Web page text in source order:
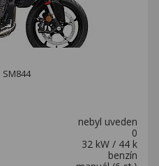
SM844
nebyl uveden
0
32 kW / 44 k
benzín